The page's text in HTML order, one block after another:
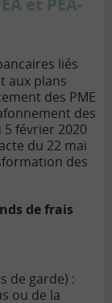
et PEA-
liés
aux plans
des PME
des
5 février 2020
du 22 mai
des
de frais
de garde) :
ou de la